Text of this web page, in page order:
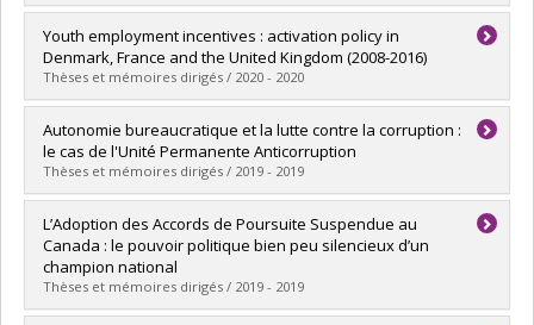
Graduate :Boucher, Simon
Cycle :Master's
Grade :M.A.
Lien vers le document dans Papyrus
Youth employment incentives : activation policy in
Denmark, France and the United Kingdom (2008-2016)
Thèses et mémoires dirigés / 2020 - 2020
Graduate :Dinan, Shannon
Cycle :Doctoral
Grade :Ph. D.
Lien vers le document dans Papyrus
Autonomie bureaucratique et la lutte contre la corruption :
le cas de l'Unité Permanente Anticorruption
Thèses et mémoires dirigés / 2019 - 2019
Graduate :Chénier-Marais, Hadrien
Cycle :Master's
Grade :M. Sc.
Lien vers le document dans Papyrus
L’Adoption des Accords de Poursuite Suspendue au
Canada : le pouvoir politique bien peu silencieux d’un
champion national
Thèses et mémoires dirigés / 2019 - 2019